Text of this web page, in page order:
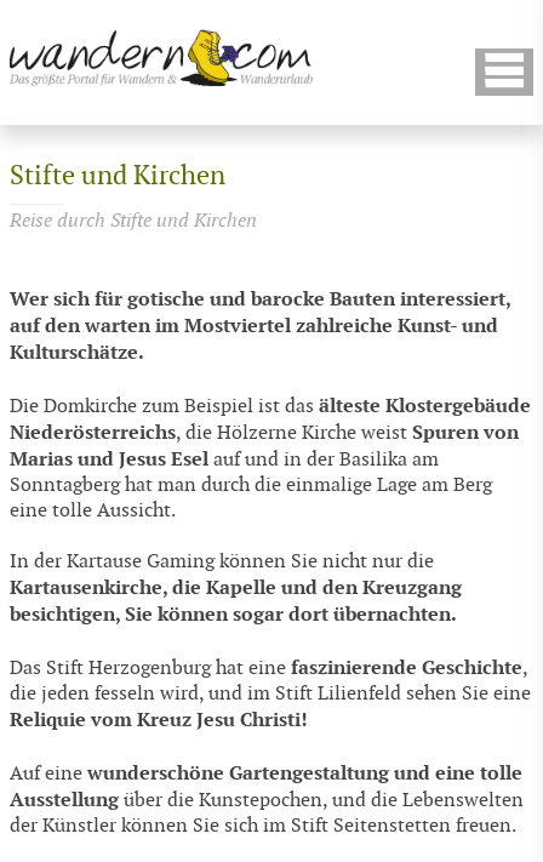
Stifte und Kirchen
Reise durch Stifte und Kirchen
Wer sich für gotische und barocke Bauten interessiert,
auf den warten im Mostviertel zahlreiche Kunst- und
Kulturschätze.
Die Domkirche zum Beispiel ist das älteste Klostergebäude
Niederösterreichs, die Hölzerne Kirche weist Spuren von
Marias und Jesus Esel auf und in der Basilika am
Sonntagberg hat man durch die einmalige Lage am Berg
eine tolle Aussicht.
In der Kartause Gaming können Sie nicht nur die
Kartausenkirche, die Kapelle und den Kreuzgang
besichtigen, Sie können sogar dort übernachten.
Das Stift Herzogenburg hat eine faszinierende Geschichte,
die jeden fesseln wird, und im Stift Lilienfeld sehen Sie eine
Reliquie vom Kreuz Jesu Christi!
Auf eine wunderschöne Gartengestaltung und eine tolle
Ausstellungüber die Kunstepochen, und die Lebenswelten
der Künstler können Sie sich im Stift Seitenstetten freuen.